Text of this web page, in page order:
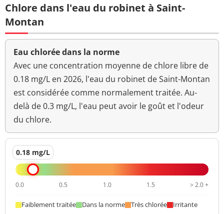
Chlore dans l'eau du robinet à Saint-
Montan
Eau chlorée dans la norme
Avec une concentration moyenne de chlore libre de
0.18 mg/L en 2026, l'eau du robinet de Saint-Montan
est considérée comme normalement traitée. Au-
delà de 0.3 mg/L, l'eau peut avoir le goût et l'odeur
du chlore.
0.18 mg/L
0.0 0.5 1.0 1.5 > 2.0 +
Faiblement traitée Dans la norme Très chlorée Irritante